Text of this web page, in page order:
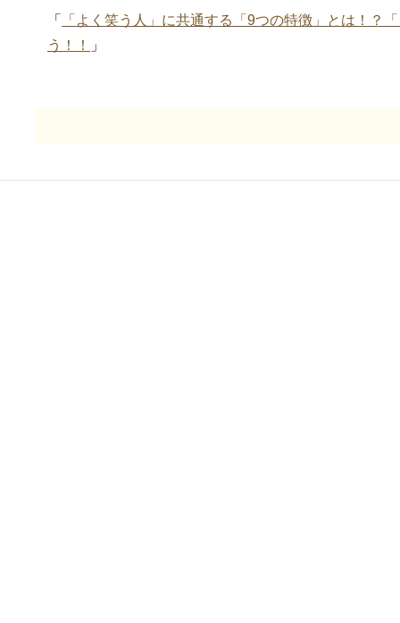
「
「よく笑う人」に共通する「9つの特徴」とは！？
う！！
」